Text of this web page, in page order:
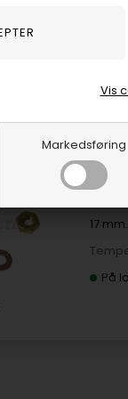
Markedsføring
Vis
17
På